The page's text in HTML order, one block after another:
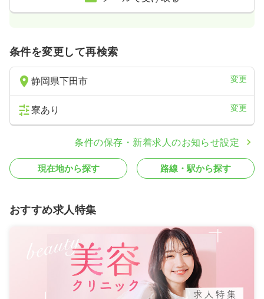
条件を変更して再検索
静岡県下田市 変更
寮あり 変更
条件の保存・新着求人のお知らせ設定
現在地から探す 路線・駅から探す
おすすめ求人特集